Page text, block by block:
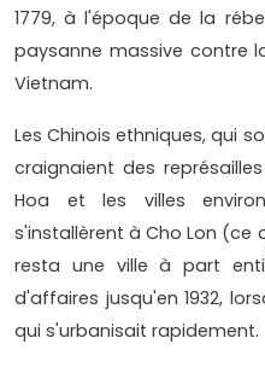
1779, à l'époque de la
paysanne massive contre
Vietnam.
Les Chinois ethniques, qui
craignaient des
Hoa et les villes
s'installèrent à Cho Lon (ce
resta une ville à part
d'affaires jusqu'en 1932,
qui s'urbanisait rapidement.